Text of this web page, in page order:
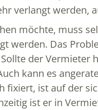
verlangt werden,
möchte, muss
werden. Das
der
kann es
fixiert, ist auf der
ist er in